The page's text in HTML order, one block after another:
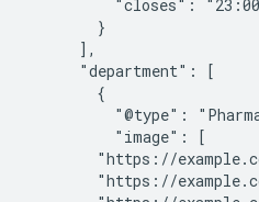
"closes":
        }
      ],
      "department": [
        {
"@type":
          "image": [
"https://
"https://